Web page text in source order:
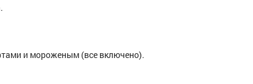
и мороженым (все включено).